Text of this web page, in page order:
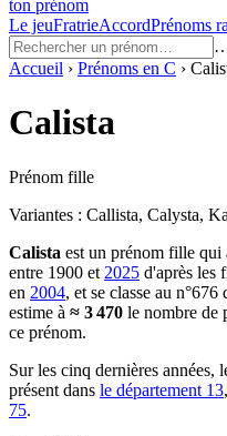
ton prénom
Le jeuFratrieAccordPrénoms
Accueil › Prénoms en C ›
Calista
Prénom fille
Variantes : Callista, Calysta,
Calista est un prénom fille qui
entre 1900 et 2025 d'après les
en 2004, et se classe au
estime à ≈ 3 470 le nombre de
ce prénom.
Sur les cinq dernières années,
présent dans le département 13,
75.